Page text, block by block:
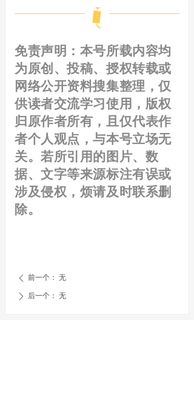
免责声明： 本号所载内容均
为原创、投稿、授权转载或
网络公开资料搜集整理，仅
供读者交流学习使用，版权
归原作者所有，且仅代表作
者个人观点，与本号立场无
关。若所引用的图片、数
据、文字等来源标注有误或
涉及侵权，烦请及时联系删
除。
ꄴ 前一个： 无
ꄲ 后一个： 无